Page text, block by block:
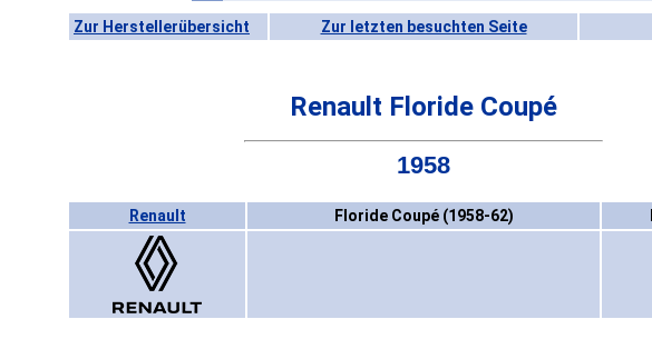
Zur Herstellerübersicht Zur letzten besuchten Seite
Renault Floride Coupé
1958
Renault Floride Coupé (1958-62)